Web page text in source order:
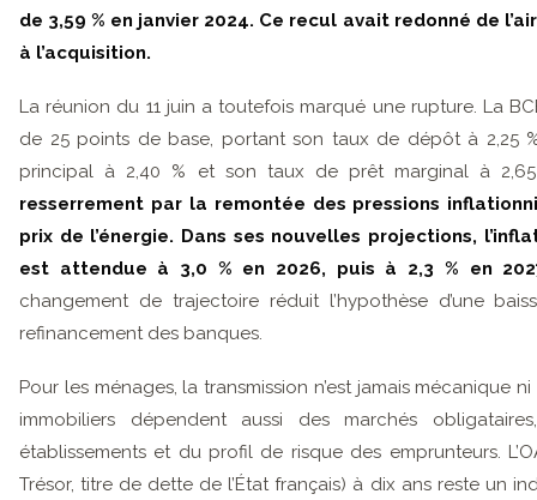
de 3,59 % en janvier 2024. Ce recul avait redonné de
à l’acquisition.
La réunion du 11 juin a toutefois marqué une rupture. La
de 25 points de base, portant son taux de dépôt à 2,25
principal à 2,40 % et son taux de prêt marginal à
resserrement par la remontée des pressions
prix de l’énergie. Dans ses nouvelles projections,
est attendue à 3,0 % en 2026, puis à 2,3 % en
changement de trajectoire réduit l’hypothèse d’une
refinancement des banques.
Pour les ménages, la transmission n’est jamais mécanique
immobiliers dépendent aussi des marchés
établissements et du profil de risque des emprunteurs.
Trésor, titre de dette de l’État français) à dix ans reste un